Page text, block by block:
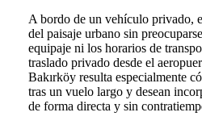
A bordo de un vehículo privado,
del paisaje urbano sin
equipaje ni los horarios de
traslado privado desde el
Bakırköy resulta especialmente
tras un vuelo largo y desean
de forma directa y sin